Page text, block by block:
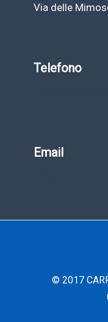
Via delle
Telefono
Email
© 2017